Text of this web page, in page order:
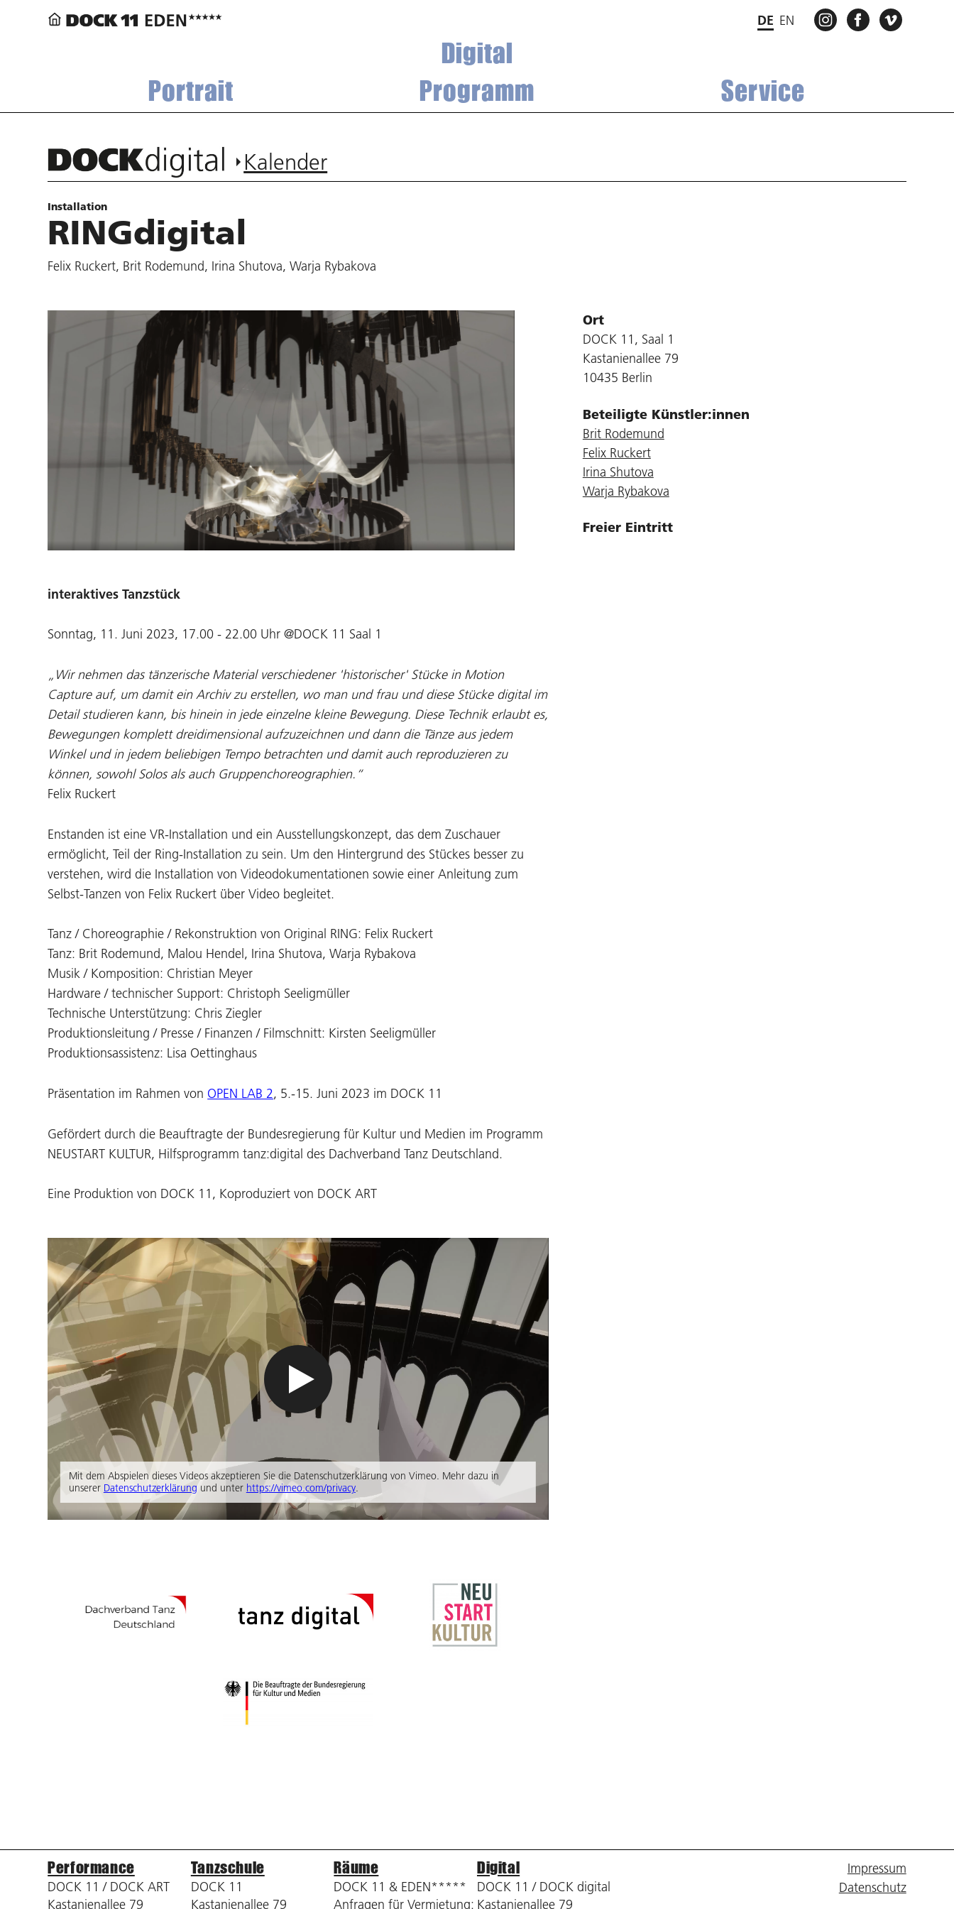
DE EN INSTAGRAMFACEBOOK
Digital
Portrait
Programm Service
Kalender
Installation
RINGdigital
Felix Ruckert, Brit Rodemund, Irina Shutova, Warja Rybakova
interaktives Tanzstück
Sonntag, 11. Juni 2023, 17.00 - 22.00 Uhr @DOCK 11 Saal 1
„Wir nehmen das tänzerische Material verschiedener 'historischer' Stücke in Motion
Capture auf, um damit ein Archiv zu erstellen, wo man und frau und diese Stücke digital im
Detail studieren kann, bis hinein in jede einzelne kleine Bewegung. Diese Technik erlaubt es,
Bewegungen komplett dreidimensional aufzuzeichnen und dann die Tänze aus jedem
Winkel und in jedem beliebigen Tempo betrachten und damit auch reproduzieren zu
können, sowohl Solos als auch Gruppenchoreographien.“
Felix Ruckert
Enstanden ist eine VR-Installation und ein Ausstellungskonzept, das dem Zuschauer
ermöglicht, Teil der Ring-Installation zu sein. Um den Hintergrund des Stückes besser zu
verstehen, wird die Installation von Videodokumentationen sowie einer Anleitung zum
Selbst-Tanzen von Felix Ruckert über Video begleitet.
Tanz / Choreographie / Rekonstruktion von Original RING: Felix Ruckert
Tanz: Brit Rodemund, Malou Hendel, Irina Shutova, Warja Rybakova
Musik / Komposition: Christian Meyer
Hardware / technischer Support: Christoph Seeligmüller
Technische Unterstützung: Chris Ziegler
Produktionsleitung / Presse / Finanzen / Filmschnitt: Kirsten Seeligmüller
Produktionsassistenz: Lisa Oettinghaus
Präsentation im Rahmen von OPEN LAB 2, 5.-15. Juni 2023 im DOCK 11
Gefördert durch die Beauftragte der Bundesregierung für Kultur und Medien im Programm
NEUSTART KULTUR, Hilfsprogramm tanz:digital des Dachverband Tanz Deutschland.
Eine Produktion von DOCK 11, Koproduziert von DOCK ART
Mit dem Abspielen dieses Videos akzeptieren Sie die Datenschutzerklärung von Vimeo. Mehr dazu in
unserer Datenschutzerklärung und unter https://vimeo.com/privacy.
Ort
DOCK 11, Saal 1
Kastanienallee 79
10435 Berlin
Beteiligte Künstler:innen
Brit Rodemund
Felix Ruckert
Irina Shutova
Warja Rybakova
Freier Eintritt
Performance
DOCK 11 / DOCK ART
Kastanienallee 79
Tanzschule
DOCK 11
Kastanienallee 79
Räume
DOCK 11 & EDEN*****
Anfragen für Vermietung:
Digital
DOCK 11 / DOCK digital
Kastanienallee 79
Impressum
Datenschutz